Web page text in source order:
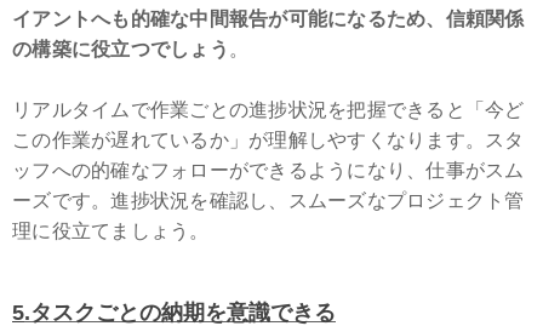
イアントへも的確な中間報告が可能になるため、信頼関係
の構築に役立つでしょう 。
リアルタイムで作業ごとの進捗状況を把握できると「今ど
この作業が遅れているか」が理解しやすくなります。スタ
ッフへの的確なフォローができるようになり、仕事がスム
ーズです。進捗状況を確認し、スムーズなプロジェクト管
理に役立てましょう。
5.タスクごとの納期を意識できる